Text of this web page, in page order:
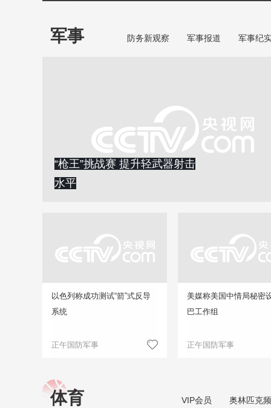
军事 防务新观察 军事报道 军事纪
“枪王”挑战赛 提升轻武器射击
水平
以色列称成功测试“箭”式反导
系统
正午国防军事
美媒称美国中情局秘密
巴工作组
正午国防军事
体育 VIP会员 奥林匹克